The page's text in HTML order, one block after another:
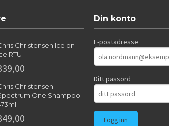
Christensen Ice on
RTU
Christensen
One Shampoo
Din konto
E-postadresse
Ditt passord